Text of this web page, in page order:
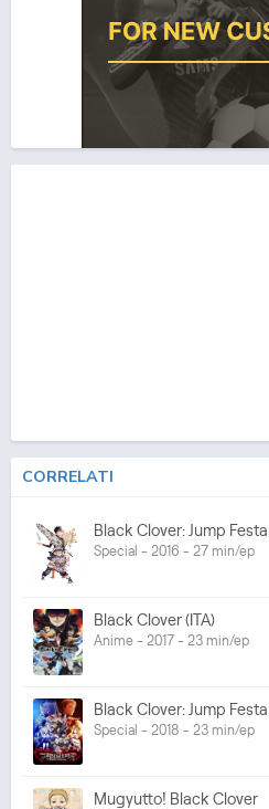
CORRELATI
Black Clover: Jump
Special - 2016 - 27 min/ep
Black Clover (ITA)
Anime - 2017 - 23 min/ep
Black Clover: Jump
Special - 2018 - 23 min/ep
Mugyutto! Black Clover